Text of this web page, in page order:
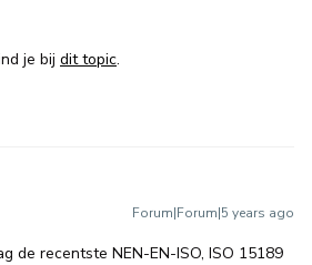
je bij dit topic.
Forum|Forum|5 years ago
de recentste NEN-EN-ISO, ISO 15189